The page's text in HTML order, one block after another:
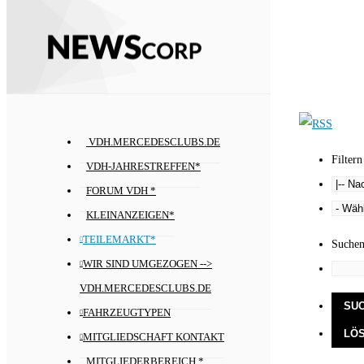
VDH.MERCEDESCLUBS.DE
VDH-JAHRESTREFFEN*
FORUM VDH *
KLEINANZEIGEN*
TEILEMARKT*
WIR SIND UMGEZOGEN -->
VDH.MERCEDESCLUBS.DE
FAHRZEUGTYPEN
MITGLIEDSCHAFT KONTAKT
MITGLIEDERBEREICH *
Filtern
Suchen